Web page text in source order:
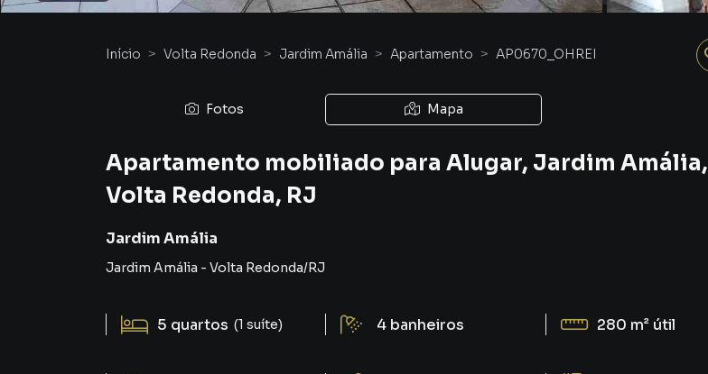
Início Volta Redonda Jardim Amália Apartamento AP0670_OHREI
Fotos Mapa
Apartamento mobiliado para Alugar, Jardim Amália,
Volta Redonda, RJ
Jardim Amália
Jardim Amália - Volta Redonda/RJ
5 quartos (1 suíte) 4 banheiros 280 m² útil